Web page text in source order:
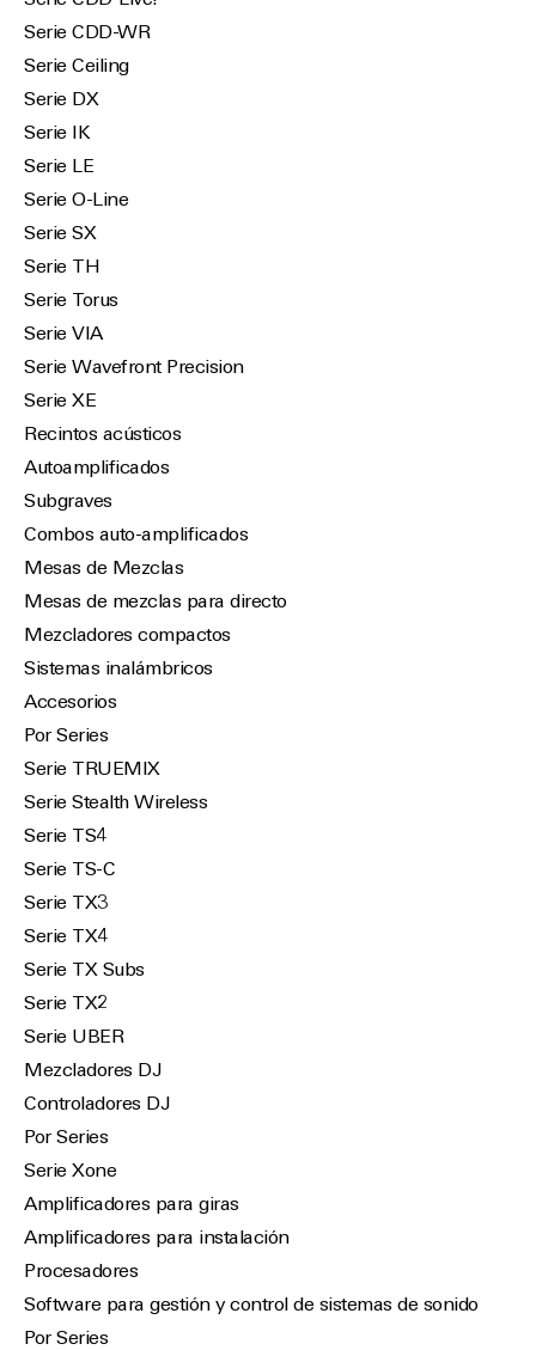
Serie CDD-WR
Serie Ceiling
Serie DX
Serie IK
Serie LE
Serie O-Line
Serie SX
Serie TH
Serie Torus
Serie VIA
Serie Wavefront Precision
Serie XE
Recintos acústicos
Autoamplificados
Subgraves
Combos auto-amplificados
Mesas de Mezclas
Mesas de mezclas para directo
Mezcladores compactos
Sistemas inalámbricos
Accesorios
Por Series
Serie TRUEMIX
Serie Stealth Wireless
Serie TS4
Serie TS-C
Serie TX3
Serie TX4
Serie TX Subs
Serie TX2
Serie UBER
Mezcladores DJ
Controladores DJ
Por Series
Serie Xone
Amplificadores para giras
Amplificadores para instalación
Procesadores
Software para gestión y control de sistemas de sonido
Por Series